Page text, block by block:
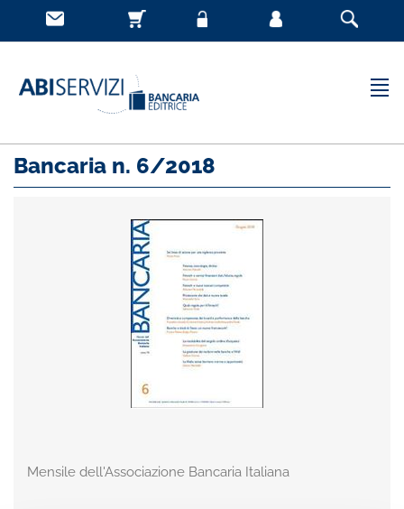
Bancaria n. 6/2018
Mensile dell'Associazione Bancaria Italiana